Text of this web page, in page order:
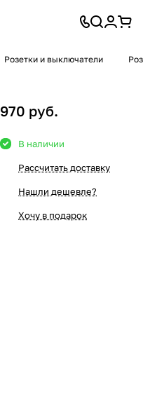
Розетки и выключатели
970 руб.
В наличии
Рассчитать доставку
Нашли дешевле?
Хочу в подарок